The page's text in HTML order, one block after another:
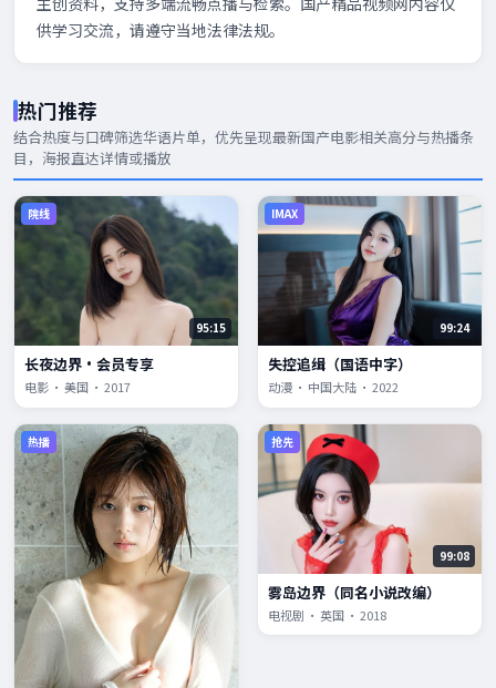
供学习交流，请遵守当地法律法规。
热门推荐
结合热度与口碑筛选华语片单，优先呈现最新国产电影相关高分与热播条
目，海报直达详情或播放
院线
95:15
长夜边界·会员专享
电影 · 美国 · 2017
IMAX
99:24
失控追缉（国语中字）
动漫 · 中国大陆 · 2022
热播 抢先
99:08
雾岛边界（同名小说改编）
电视剧 · 英国 · 2018